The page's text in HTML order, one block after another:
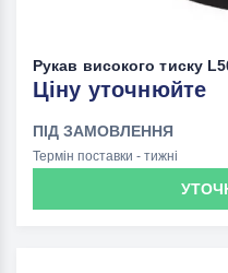
Рукав високого тиску
Ціну уточнюйте
ПІД ЗАМОВЛЕННЯ
Термін поставки - тижні